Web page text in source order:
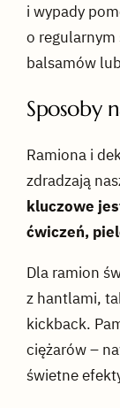
i wypady
o
balsamów
Sposoby
Ramiona i
zdradzają
kluczowe
ćwiczeń,
Dla ramion
z hantlami,
kickback.
ciężarów –
świetne